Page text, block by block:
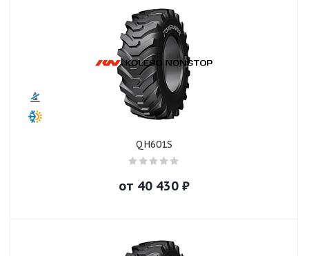
QH601S
от 40 430₽